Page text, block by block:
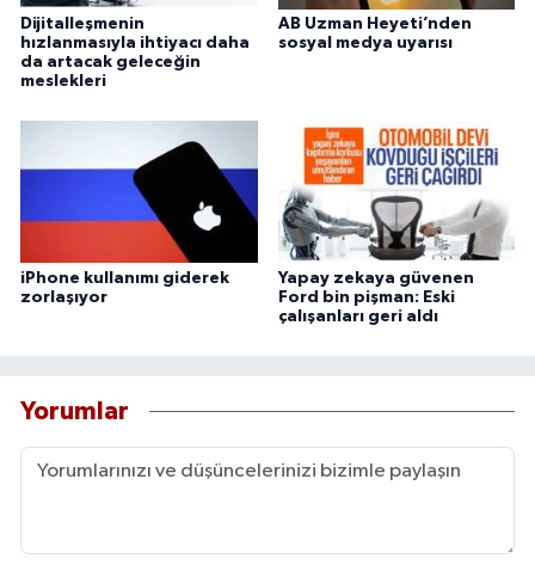
Dijitalleşmenin
hızlanmasıyla ihtiyacı daha
da artacak geleceğin
meslekleri
AB Uzman Heyeti’nden
sosyal medya uyarısı
iPhone kullanımı giderek
zorlaşıyor
Yapay zekaya güvenen
Ford bin pişman: Eski
çalışanları geri aldı
Yorumlar